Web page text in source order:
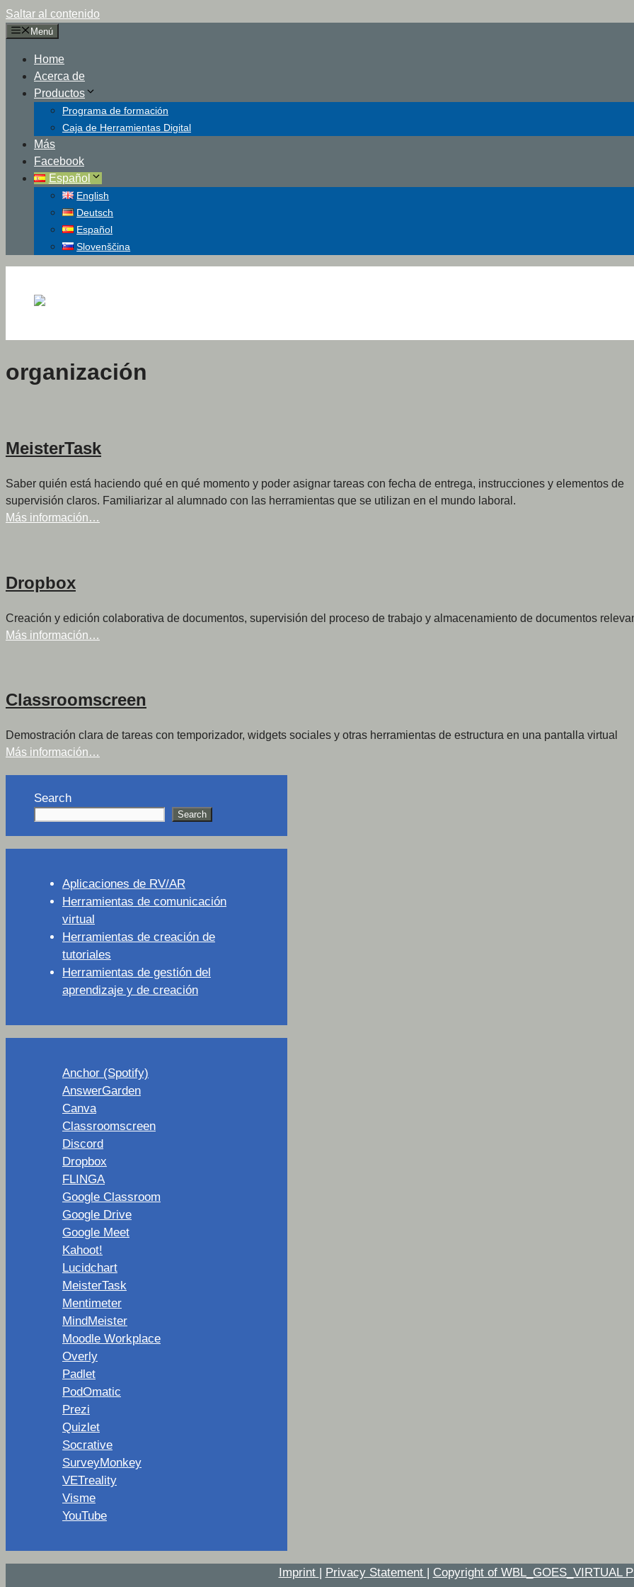
Saltar al contenido
Menú
Home
Acerca de
Productos
Programa de formación
Caja de Herramientas Digital
Más
Facebook
Español
English
Deutsch
Español
Slovenščina
organización
MeisterTask
Saber quién está haciendo qué en qué momento y poder asignar tareas con fecha de entrega, instrucciones y elementos de
supervisión claros. Familiarizar al alumnado con las herramientas que se utilizan en el mundo laboral.
Más información…
Dropbox
Creación y edición colaborativa de documentos, supervisión del proceso de trabajo y almacenamiento de documentos
Más información…
Classroomscreen
Demostración clara de tareas con temporizador, widgets sociales y otras herramientas de estructura en una pantalla virtual
Más información…
Search
Search
Aplicaciones de RV/AR
Herramientas de comunicación
virtual
Herramientas de creación de
tutoriales
Herramientas de gestión del
aprendizaje y de creación
Anchor (Spotify)
AnswerGarden
Canva
Classroomscreen
Discord
Dropbox
FLINGA
Google Classroom
Google Drive
Google Meet
Kahoot!
Lucidchart
MeisterTask
Mentimeter
MindMeister
Moodle Workplace
Overly
Padlet
PodOmatic
Prezi
Quizlet
Socrative
SurveyMonkey
VETreality
Visme
YouTube
Imprint Privacy Statement Copyright of WBL_GOES_VIRTUAL